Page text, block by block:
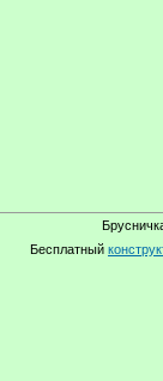
Бесплатный